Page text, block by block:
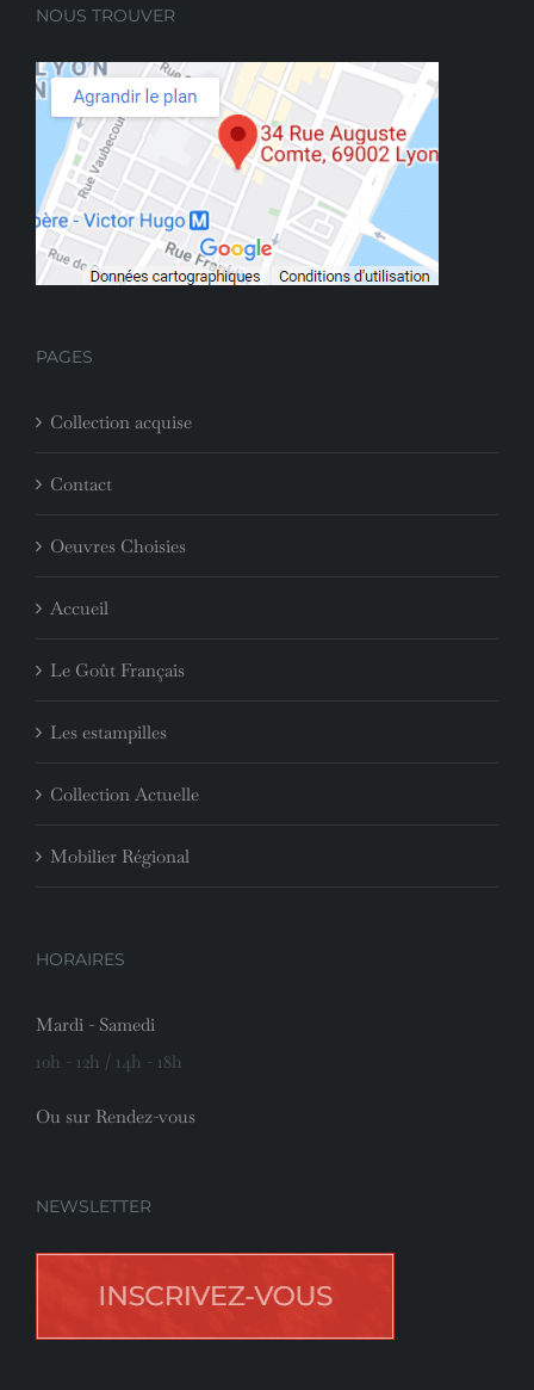
NOUS TROUVER
PAGES
Collection acquise
Contact
Oeuvres Choisies
Accueil
Le Goût Français
Les estampilles
Collection Actuelle
Mobilier Régional
HORAIRES
Mardi - Samedi
10h - 12h / 14h - 18h
Ou sur Rendez-vous
NEWSLETTER